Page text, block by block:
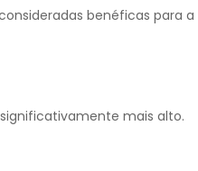
benéficas para a
mais alto.